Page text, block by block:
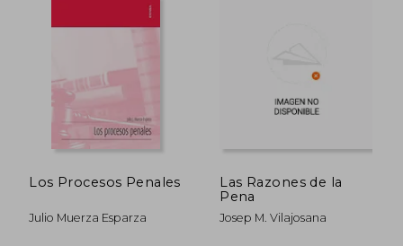
₡ 85.482
Los Procesos Penales
Julio Muerza Esparza
Las Razones de la
Pena
Josep M. Vilajosana